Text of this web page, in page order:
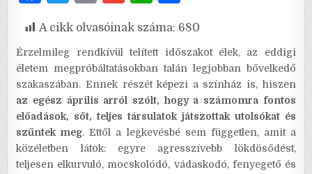
c
e
b
o
o
k
it
te
r
ai
l
ai
l
at
s
A
p
p
ar
e
A cikk olvasóinak száma: 680
Érzelmileg rendkívül telített időszakot élek, az eddigi
életem megpróbáltatásokban talán legjobban bővelkedő
szakaszában. Ennek részét képezi a színház is, hiszen
az egész április arról szólt, hogy a számomra fontos
előadások, sőt, teljes társulatok játszottak utolsókat és
szűntek meg. Ettől a legkevésbé sem független, amit a
közéletben látok: egyre agresszívebb lökdösődést,
teljesen elkurvuló, mocskolódó, vádaskodó, fenyegető és